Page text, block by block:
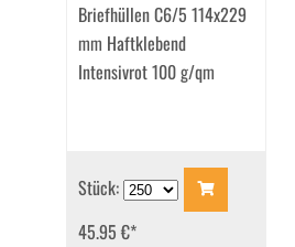
Briefhüllen C6/5 114x229
mm Haftklebend
Intensivrot 100 g/qm
Stück:
45.95 €*